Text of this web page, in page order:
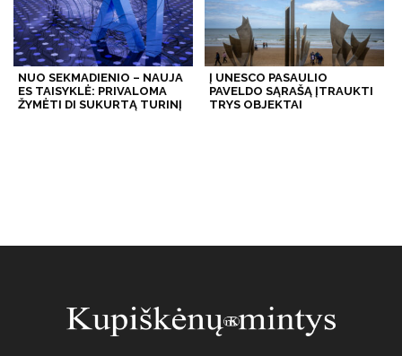
NUO SEKMADIENIO – NAUJA
ES TAISYKLĖ: PRIVALOMA
ŽYMĖTI DI SUKURTĄ TURINĮ
Į UNESCO PASAULIO
PAVELDO SĄRAŠĄ ĮTRAUKTI
TRYS OBJEKTAI